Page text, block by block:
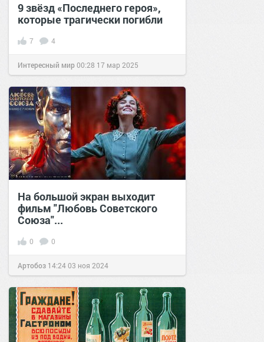
9 звёзд «Последнего героя»,
которые трагически погибли
7 4
Интересный мир00:28 17 мар 2025
На большой экран выходит
фильм "Любовь Советского
Союза"...
0 0
Артобоз 14:2403 ноя 2024